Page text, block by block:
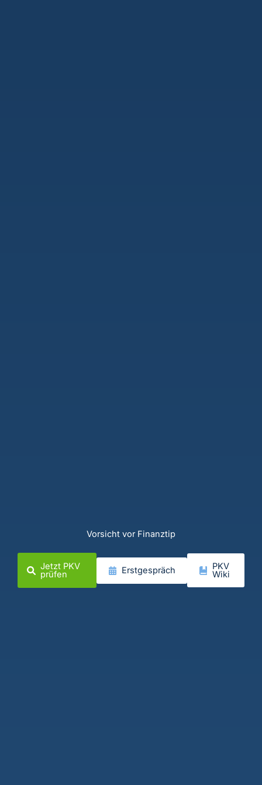
Vorsicht vor Finanztip
Jetzt PKV
prüfen Erstgespräch PKV
Wiki